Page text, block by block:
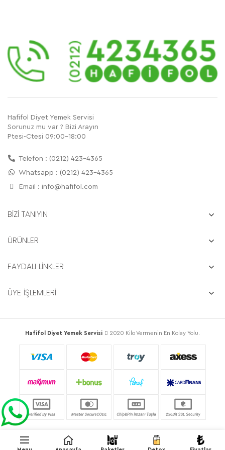
Hafifol Diyet Yemek Servisi
Sorunuz mu var ? Bizi Arayın
Ptesi-Ctesi 09:00-18:00
Telefon : (0212) 423-4365
Whatsapp : (0212) 423-4365
Email : info@hafifol.com
BİZİ TANIYIN
ÜRÜNLER
FAYDALI LİNKLER
ÜYE İŞLEMLERİ
Hafifol Diyet Yemek Servisi 2020 Kilo Vermenin En Kolay Yolu.